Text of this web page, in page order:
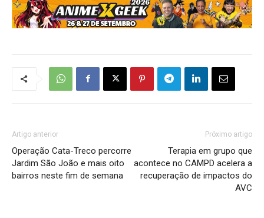
Artigo anterior
Operação Cata-Treco percorre
Jardim São João e mais oito
bairros neste fim de semana
Próximo artigo
Terapia em grupo que
acontece no CAMPD acelera a
recuperação de impactos do
AVC